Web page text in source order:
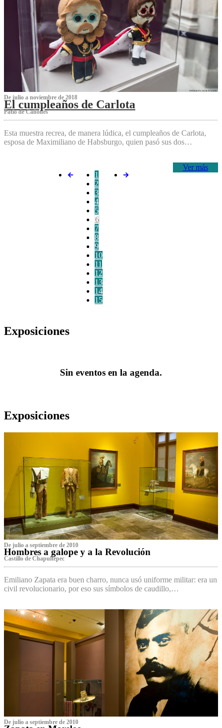
De julio a noviembre de 2018
El cumpleaños de Carlota
Patio de Cañones
Esta muestra recrea, de manera lúdica, el cumpleaños de Carlota,
esposa de Maximiliano de Habsburgo, quien pasó sus dos…
Ver más
1
2
3
4
5
6
7
8
9
10
11
12
13
14
15
Exposiciones
Sin eventos en la agenda.
Exposiciones
De julio a septiembre de 2010
Hombres a galope y a la Revolución
Castillo de Chapultepec
Emiliano Zapata era buen charro, nunca usó uniforme militar: era un
civil revolucionario, por eso sus símbolos de caudillo,…
De julio a septiembre de 2010